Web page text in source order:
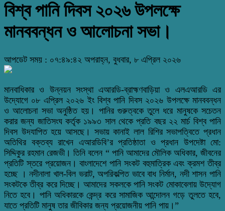
বিশ্ব পানি দিবস ২০২৬ উপলক্ষে
মানববন্ধন ও আলোচনা সভা।
আপডেট সময় : ০৭:৪৯:৪২ অপরাহ্ন, বুধবার, ৮ এপ্রিল ২০২৬
মানবাধিকার ও উন্নয়ন সংস্থা এআরডি-ব্রাহ্মণবাড়িয়া ও এলএআরডি এর
উদ্যোগে ০৮ এপ্রিল ২০২৬ ইং বিশ্ব পানি দিবস ২০২৬ উপলক্ষে মানববন্ধন
ও আলোচনা সভা অনুষ্ঠিত হয়। পানির গুরুত্বকে তুলে ধরে মানুষকে সচেতন
করার জন্য জাতিসংঘ কর্তৃক ১৯৯৩ সাল থেকে প্রতি বছর ২২ মার্চ বিশ্ব পানি
দিবস উদযাপিত হয়ে আসছে। সভায় কানাই লাল রিশির সভাপত্বিতে প্রধান
অতিথির বক্তব্য রাখেন এআরডিবি’র প্রতিষ্ঠাতা ও প্রধান উপদেষ্টা মো:
সিদ্দিকুর রহমান রেজভী। তিনি বলেন “ পানি আমাদের মৌলিক অধিকার, জীবনের
প্রতিটি স্তরে প্রয়োজন। বাংলাদেশে পানি সংকট বহুমাত্রিক এবং ক্রমশ তীব্র
হচ্ছে । নদীনালা খাল-বিল ভরাট, অপরিকল্পিত ভাবে বাধ নির্মান, নদী শাসন পানি
সংকটকে তীব্র করে দিচ্ছে। আমাদের সকলকে পানি সংকট মোকাবেলায় উদ্যোগ
নিতে হবে। পানি অধিকারকে কেন্দ্র করে সামাজিক আন্দোলন গড়ে তুলতে হবে,
যাতে প্রতিটি মানুষ তার জীবিকার জন্য প্রয়োজনীয় পানি পায়।”